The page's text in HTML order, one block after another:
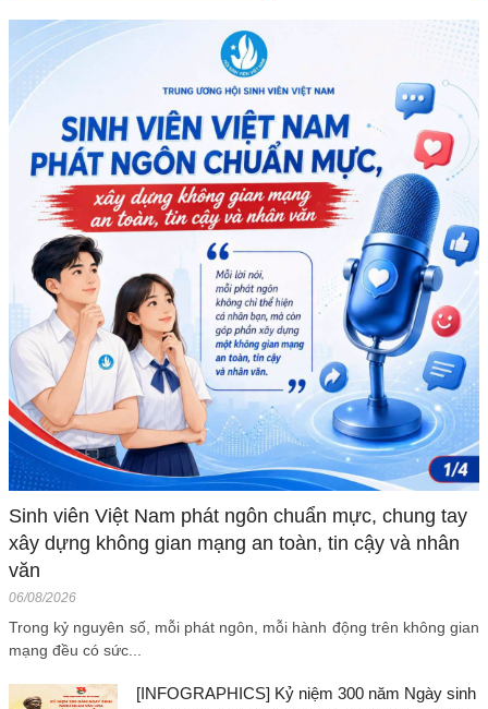
Sinh viên Việt Nam phát ngôn chuẩn mực, chung tay
xây dựng không gian mạng an toàn, tin cậy và nhân
văn
06/08/2026
Trong kỷ nguyên số, mỗi phát ngôn, mỗi hành động trên không gian
mạng đều có sức...
[INFOGRAPHICS] Kỷ niệm 300 năm Ngày sinh